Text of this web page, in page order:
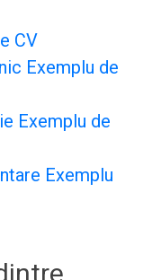
CV
Exemplu de
Exemplu de
Exemplu